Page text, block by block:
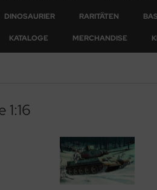
DINOSAURIER RARITÄTEN
KATALOGE MERCHANDISE
1:16